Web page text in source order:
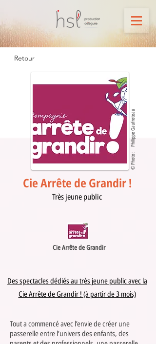
Retour
Philippe Gaufreteau
© Photo :
Cie Arrête de Grandir !
Très jeune public
Cie Arrête de Grandir
Des spectacles dédiés au très jeune public avec la
Cie Arrête de Grandir ! (à partir de 3 mois)
Tout a commencé avec l’envie de créer une
passerelle entre l’univers des enfants, des